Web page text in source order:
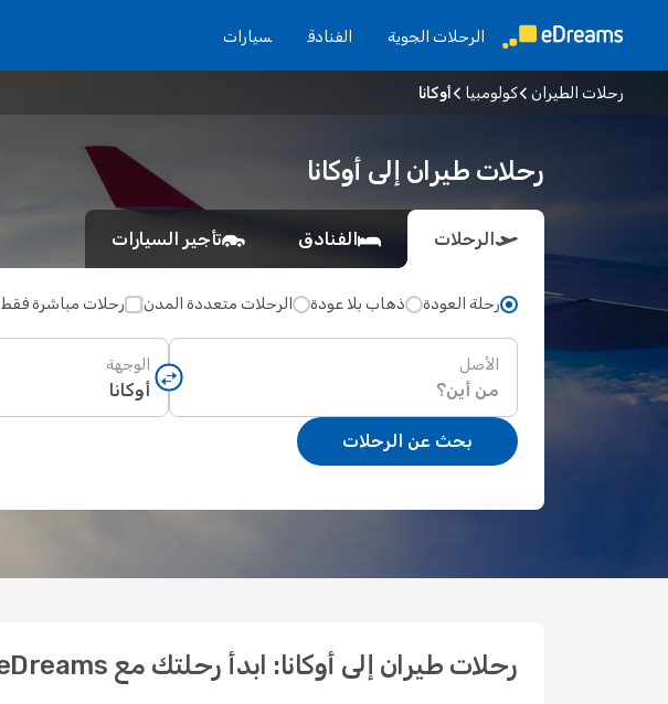
الرحلات الجوية الفنادق سيارات
رحلات الطيران كولومبيا أوكانا
رحلات طيران إلى أوكانا
الرحلات الفنادق تأجير السيارات
رحلة العودة ذهاب بلا عودة الرحلات متعددة المدن رحلات مباشرة فقط
الأصل الوجهة
بحث عن الرحلات
رحلات طيران إلى أوكانا: ابدأ رحلتك مع eDreams